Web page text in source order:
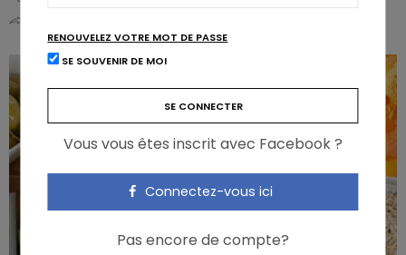
RENOUVELEZ VOTRE MOT DE PASSE
SE SOUVENIR DE MOI
Vous vous êtes inscrit avec Facebook ?
Connectez-vous ici
Pas encore de compte?